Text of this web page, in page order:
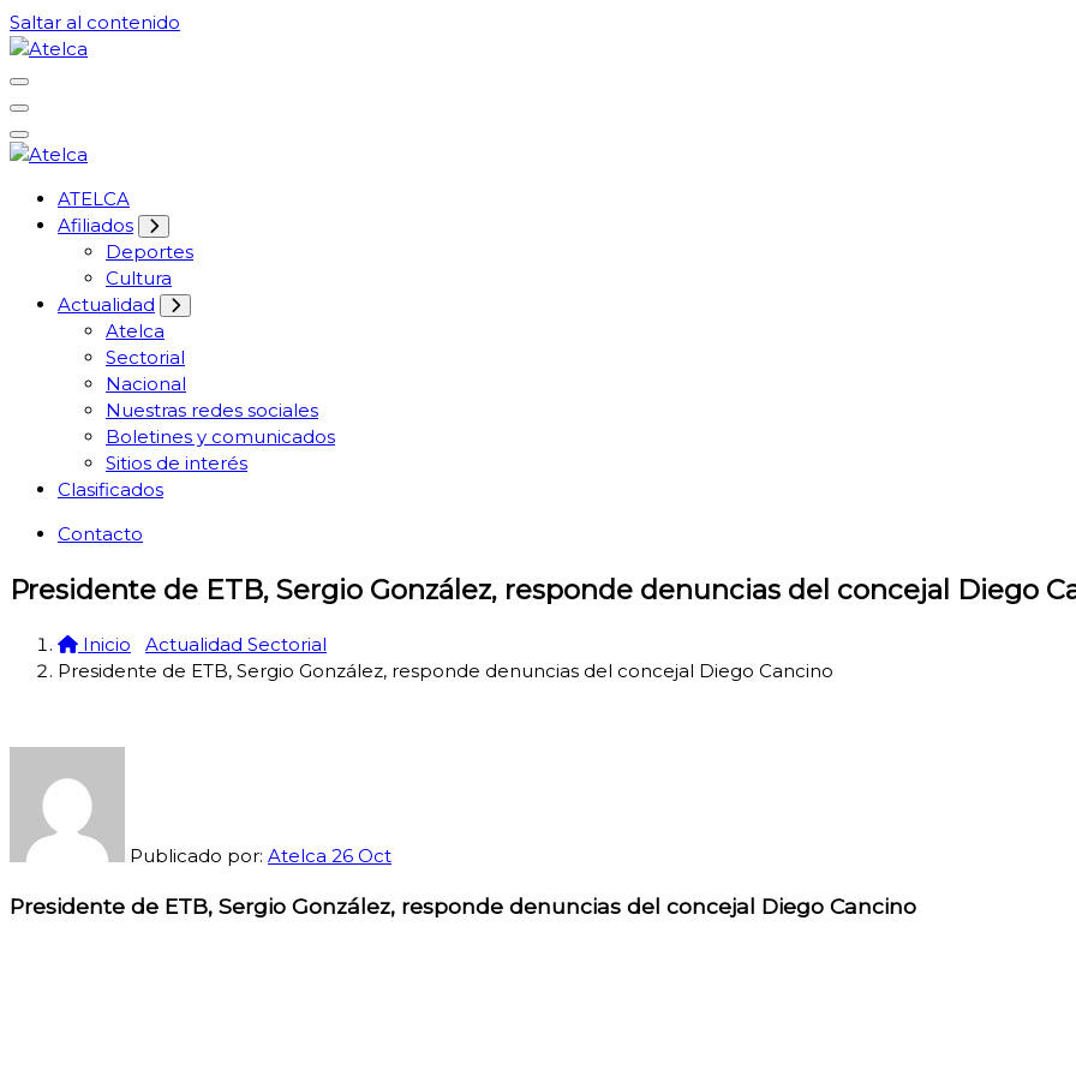
Saltar al contenido
Atelca
61 años Conocimiento, movilización y lucha
Atelca
61 años Conocimiento, movilización y lucha
ATELCA
Afiliados
Deportes
Cultura
Actualidad
Atelca
Sectorial
Nacional
Nuestras redes sociales
Boletines y comunicados
Sitios de interés
Clasificados
Contacto
Presidente de ETB, Sergio González, responde denuncias del concejal Diego
Inicio
Actualidad Sectorial
Presidente de ETB, Sergio González, responde denuncias del concejal Diego Cancino
Publicado por: Atelca 26 Oct
Presidente de ETB, Sergio González, responde denuncias del concejal Diego Cancino